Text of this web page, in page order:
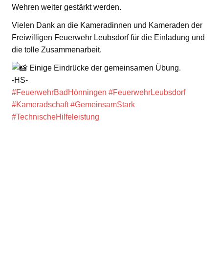
Wehren weiter gestärkt werden.
Vielen Dank an die Kameradinnen und Kameraden der
Freiwilligen Feuerwehr Leubsdorf für die Einladung und
die tolle Zusammenarbeit.
Einige Eindrücke der gemeinsamen Übung.
-HS-
#FeuerwehrBadHönningen #FeuerwehrLeubsdorf
#Kameradschaft #GemeinsamStark
#TechnischeHilfeleistung